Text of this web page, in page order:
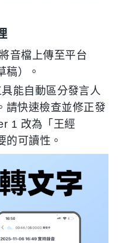
音檔上傳至平台
稿）。
能自動區分發言人
請快速檢查並修正發
1 改為「王經
的可讀性。